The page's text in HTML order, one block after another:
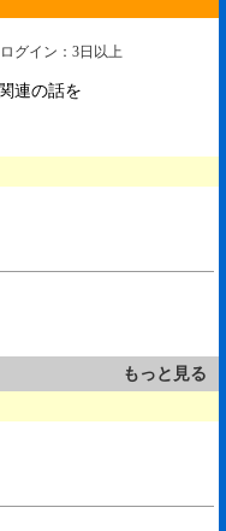
グイン：3日以上
連の話を
もっと見る